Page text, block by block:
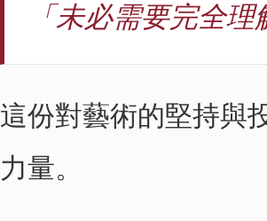
「未必需要完全
這份對藝術的堅持與
力量。